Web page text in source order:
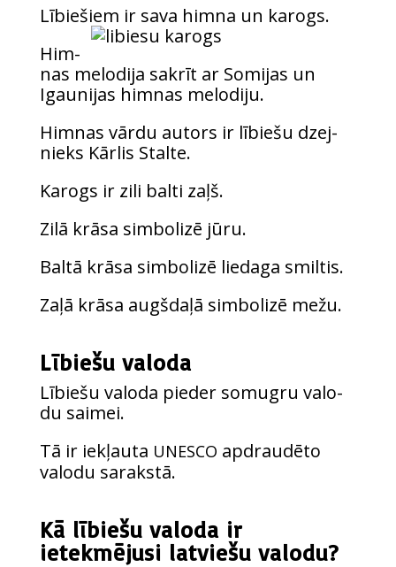
Lībie­šiem ir sava him­na un karogs.
Him­
nas melo­di­ja sakrīt ar Somi­jas un
Igau­ni­jas him­nas melodiju.
Him­nas vār­du autors ir lībie­šu dzej­
nieks Kār­lis Stalte.
Karogs ir zili bal­ti zaļš.
Zilā krā­sa sim­bo­li­zē jūru.
Bal­tā krā­sa sim­bo­li­zē lie­da­ga smiltis.
Zaļā krā­sa aug­šda­ļā sim­bo­li­zē mežu.
Lībiešu valoda
Lībie­šu valo­da pie­der somugru valo­
du saimei.
Tā ir iekļau­ta UNESCO apdrau­dē­to
valo­du sarakstā.
Kā lībiešu valoda ir
ietekmējusi latviešu valodu?